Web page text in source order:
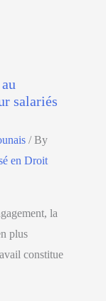
salariés
/ By
en Droit
la
plus
constitue